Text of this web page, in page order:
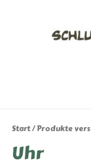
Start/ Produkte
Uhr